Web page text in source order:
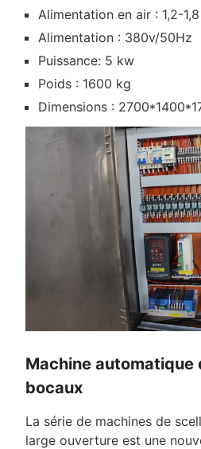
Alimentation en air : 1,2-
Alimentation : 380v/50Hz
Puissance: 5 kw
Poids : 1600 kg
Dimensions :
Machine automatique
bocaux
La série de machines de
large ouverture est une